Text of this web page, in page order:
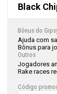
Black
Bônus do
Ajuda com
Bônus para
Outros
Jogadores
Rake races
Código